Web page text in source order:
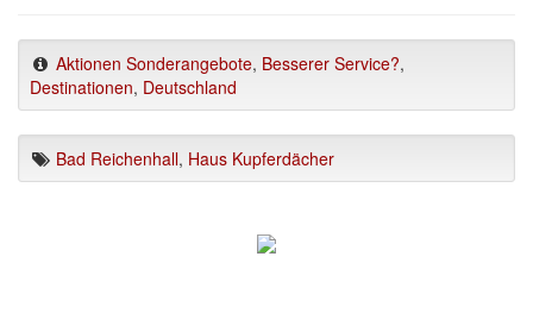
Aktionen Sonderangebote, Besserer Service?,
Destinationen, Deutschland
Bad Reichenhall, Haus Kupferdächer